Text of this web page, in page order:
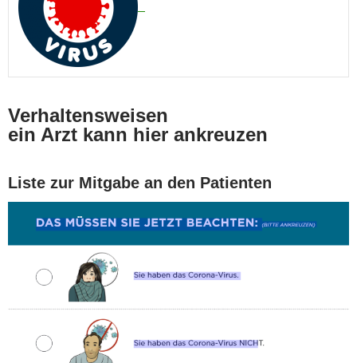
Verhaltensweisen
ein Arzt kann hier ankreuzen
Liste zur Mitgabe an den Patienten